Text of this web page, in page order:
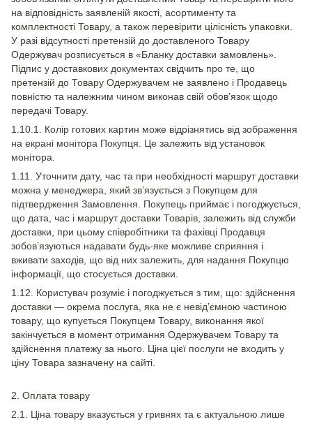
на відповідність заявленій якості, асортименту та
комплектності Товару, а також перевірити цілісність упаковки.
У разі відсутності претензій до доставленого Товару
Одержувач розписується в «Бланку доставки замовлень».
Підпис у доставкових документах свідчить про те, що
претензій до Товару Одержувачем не заявлено і Продавець
повністю та належним чином виконав свій обов’язок щодо
передачі Товару.
1.10.1. Колір готових картин може відрізнятись від зображення
на екрані монітора Покупця. Це залежить від установок
монітора.
1.11. Уточнити дату, час та при необхідності маршрут доставки
можна у менеджера, який зв’язується з Покупцем для
підтвердження Замовлення. Покупець приймає і погоджується,
що дата, час і маршрут доставки Товарів, залежить від служби
доставки, при цьому співробітники та фахівці Продавця
зобов’язуються надавати будь-яке можливе сприяння і
вживати заходів, що від них залежить, для надання Покупцю
інформації, що стосується доставки.
1.12. Користувач розуміє і погоджується з тим, що: здійснення
доставки — окрема послуга, яка не є невід’ємною частиною
товару, що купується Покупцем Товару, виконання якої
закінчується в момент отримання Одержувачем Товару та
здійснення платежу за нього. Ціна цієї послуги не входить у
ціну Товара зазначену на сайті.
2. Оплата товару
2.1. Ціна товару вказується у гривнях та є актуальною лише